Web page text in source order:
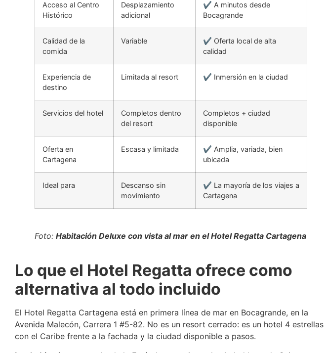
Acceso al Centro
Histórico
Desplazamiento
adicional
✔ A minutos desde
Bocagrande
Calidad de la
comida
Variable
✔ Oferta local de alta
calidad
Experiencia de
destino
Limitada al resort ✔ Inmersión en la ciudad
Servicios del hotel
Completos dentro
del resort
Completos + ciudad
disponible
Oferta en
Cartagena
Escasa y limitada
✔ Amplia, variada, bien
ubicada
Ideal para
Descanso sin
movimiento
✔ La mayoría de los viajes a
Cartagena
Foto: Habitación Deluxe con vista al mar en el Hotel Regatta Cartagena
Lo que el Hotel Regatta ofrece como
alternativa al todo incluido
El Hotel Regatta Cartagena está en primera línea de mar en Bocagrande, en la
Avenida Malecón, Carrera 1 #5-82. No es un resort cerrado: es un hotel 4 estrellas
con el Caribe frente a la fachada y la ciudad disponible a pasos.